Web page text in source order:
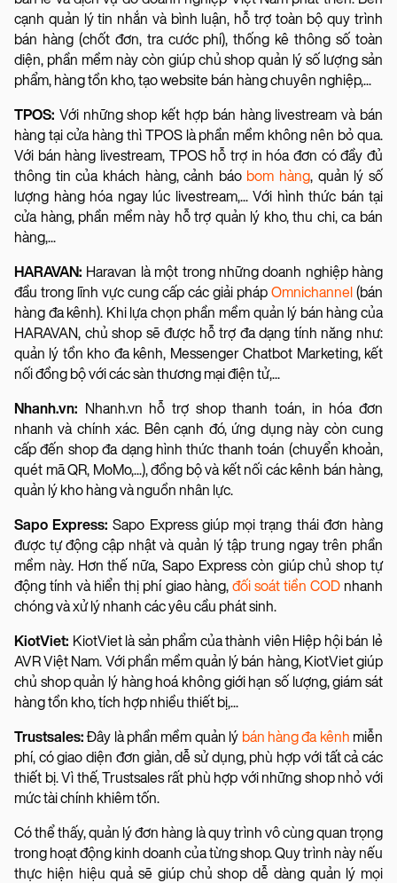
cạnh quản lý tin nhắn và bình luận, hỗ trợ toàn bộ quy trình
bán hàng (chốt đơn, tra cước phí), thống kê thông số toàn
diện, phần mềm này còn giúp chủ shop quản lý số lượng sản
phẩm, hàng tồn kho, tạo website bán hàng chuyên nghiệp,...
TPOS: Với những shop kết hợp bán hàng livestream và bán
hàng tại cửa hàng thì TPOS là phần mềm không nên bỏ qua.
Với bán hàng livestream, TPOS hỗ trợ in hóa đơn có đầy đủ
thông tin của khách hàng, cảnh báo bom hàng, quản lý số
lượng hàng hóa ngay lúc livestream,... Với hình thức bán tại
cửa hàng, phần mềm này hỗ trợ quản lý kho, thu chi, ca bán
hàng,...
HARAVAN: Haravan là một trong những doanh nghiệp hàng
đầu trong lĩnh vực cung cấp các giải pháp Omnichannel (bán
hàng đa kênh). Khi lựa chọn phần mềm quản lý bán hàng của
HARAVAN, chủ shop sẽ được hỗ trợ đa dạng tính năng như:
quản lý tồn kho đa kênh, Messenger Chatbot Marketing, kết
nối đồng bộ với các sàn thương mại điện tử,...
Nhanh.vn: Nhanh.vn hỗ trợ shop thanh toán, in hóa đơn
nhanh và chính xác. Bên cạnh đó, ứng dụng này còn cung
cấp đến shop đa dạng hình thức thanh toán (chuyển khoản,
quét mã QR, MoMo,...), đồng bộ và kết nối các kênh bán hàng,
quản lý kho hàng và nguồn nhân lực.
Sapo Express:Sapo Express giúp mọi trạng thái đơn hàng
được tự động cập nhật và quản lý tập trung ngay trên phần
mềm này. Hơn thế nữa, Sapo Express còn giúp chủ shop tự
động tính và hiển thị phí giao hàng, đối soát tiền CODnhanh
chóng và xử lý nhanh các yêu cầu phát sinh.
KiotViet: KiotViet là sản phẩm của thành viên Hiệp hội bán lẻ
AVR Việt Nam. Với phần mềm quản lý bán hàng, KiotViet giúp
chủ shop quản lý hàng hoá không giới hạn số lượng, giám sát
hàng tồn kho, tích hợp nhiều thiết bị,...
Trustsales:Đây là phần mềm quản lý bán hàng đa kênh miễn
phí, có giao diện đơn giản, dễ sử dụng, phù hợp với tất cả các
thiết bị. Vì thế, Trustsales rất phù hợp với những shop nhỏ với
mức tài chính khiêm tốn.
Có thể thấy, quản lý đơn hàng là quy trình vô cùng quan trọng
trong hoạt động kinh doanh của từng shop. Quy trình này nếu
thực hiện hiệu quả sẽ giúp chủ shop dễ dàng quản lý mọi